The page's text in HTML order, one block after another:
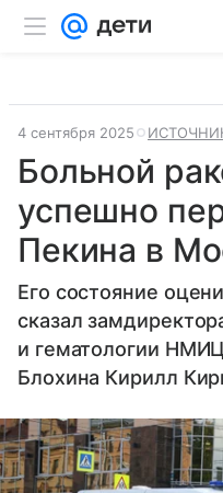
4 сентября 2025
Больной
успешно
Пекина в
Его состояние
сказал
и гематологии
Блохина Кирилл